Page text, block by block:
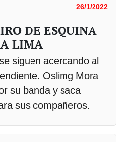
26/1/2022
DE ESQUINA
LIMA
siguen acercando al
Oslimg Mora
su banda y saca
sus compañeros.